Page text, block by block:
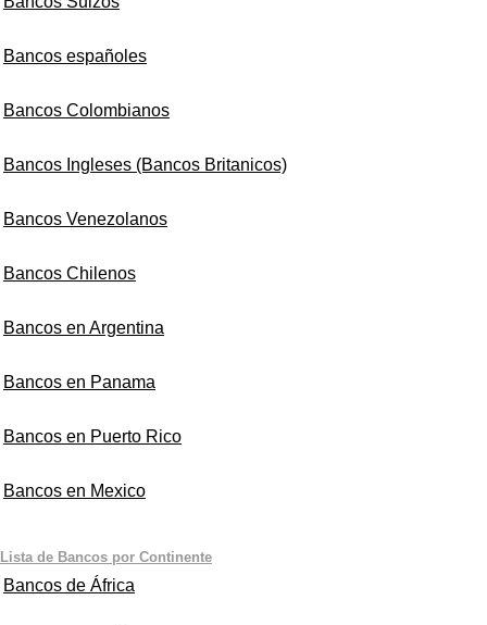
Bancos españoles
Bancos Colombianos
Bancos Ingleses (Bancos Britanicos)
Bancos Venezolanos
Bancos Chilenos
Bancos en Argentina
Bancos en Panama
Bancos en Puerto Rico
Bancos en Mexico
Lista de Bancos por Continente
Bancos de África